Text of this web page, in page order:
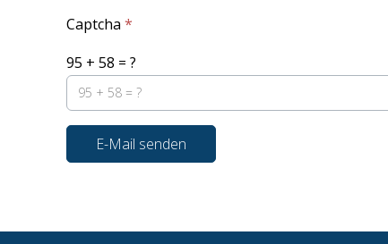
Captcha *
95 + 58 = ?
E-Mail senden